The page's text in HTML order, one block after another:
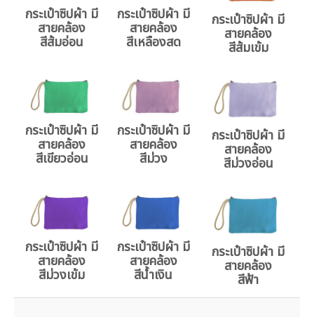
กระเป๋าซิปผ้า มี
สายคล้อง
สีส้มอ่อน
กระเป๋าซิปผ้า มี
สายคล้อง
สีเหลืองสด
กระเป๋าซิปผ้า มี
สายคล้อง
สีส้มเข้ม
กระเป๋าซิปผ้า มี
สายคล้อง
สีเขียวอ่อน
กระเป๋าซิปผ้า มี
สายคล้อง
สีม่วง
กระเป๋าซิปผ้า มี
สายคล้อง
สีม่วงอ่อน
กระเป๋าซิปผ้า มี
สายคล้อง
สีม่วงเข้ม
กระเป๋าซิปผ้า มี
สายคล้อง
สีน้ำเงิน
กระเป๋าซิปผ้า มี
สายคล้อง
สีฟ้า